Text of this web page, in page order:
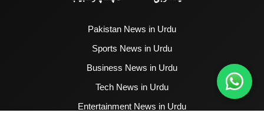
Pakistan News in Urdu
Sports News in Urdu
Business News in Urdu
Tech News in Urdu
Entertainment News in Urdu